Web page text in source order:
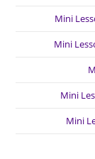
Mini
Mini
Mini
Mini